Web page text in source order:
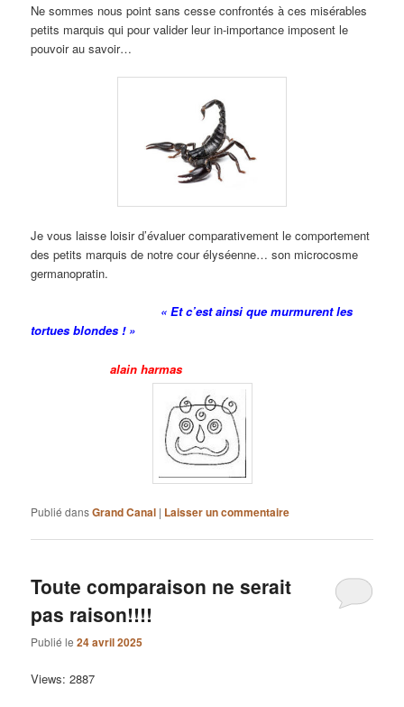
Ne sommes nous point sans cesse confrontés à ces misérables
petits marquis qui pour valider leur in-importance imposent le
pouvoir au savoir…
Je vous laisse loisir d’évaluer comparativement le comportement
des petits marquis de notre cour élyséenne… son microcosme
germanopratin.
« Et c’est ainsi que murmurent les
tortues blondes ! »
alain harmas
Publié dansGrand Canal | Laisser un commentaire
Toute comparaison ne serait
pas raison!!!!
Publié le24 avril 2025
Views: 2887